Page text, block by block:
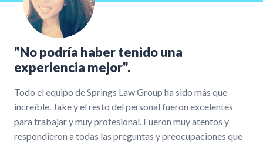
"No podría haber tenido una
experiencia mejor".
Todo el equipo de Springs Law Group ha sido más que
increíble. Jake y el resto del personal fueron excelentes
para trabajar y muy profesional. Fueron muy atentos y
respondieron a todas las preguntas y preocupaciones que